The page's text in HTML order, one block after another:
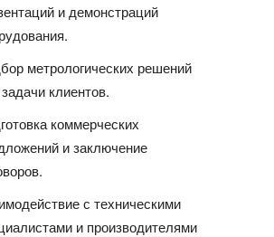
и демонстраций
метрологических решений
клиентов.
коммерческих
и заключение
с техническими
и производителями